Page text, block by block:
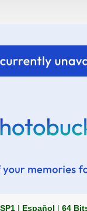
SP1| Español | 64